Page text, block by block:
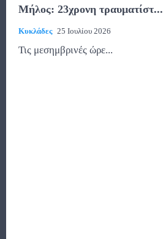
Μήλος: 23χρονη τραυματίστ...
Κυκλάδες 25 Ιουλίου 2026
Τις μεσημβρινές ώρε...